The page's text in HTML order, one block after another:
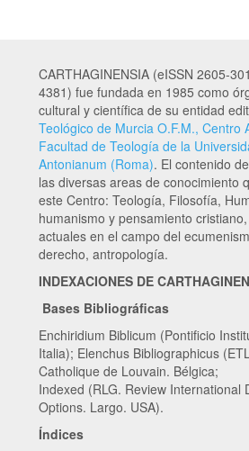
CARTHAGINENSIA (eISSN 2605-
4381) fue fundada en 1985 como
cultural y científica de su entidad
Teológico de Murcia O.F.M., Centro
Facultad de Teología de la
Antonianum (Roma). El contenido
las diversas areas de conocimiento
este Centro: Teología, Filosofía,
humanismo y pensamiento
actuales en el campo del
derecho, antropología.
INDEXACIONES DE
Bases Bibliográficas
Enchiridium Biblicum (Pontificio
Italia); Elenchus Bibliographicus
Catholique de Louvain.
Indexed (RLG. Review International
Options. Largo. USA).
Índices